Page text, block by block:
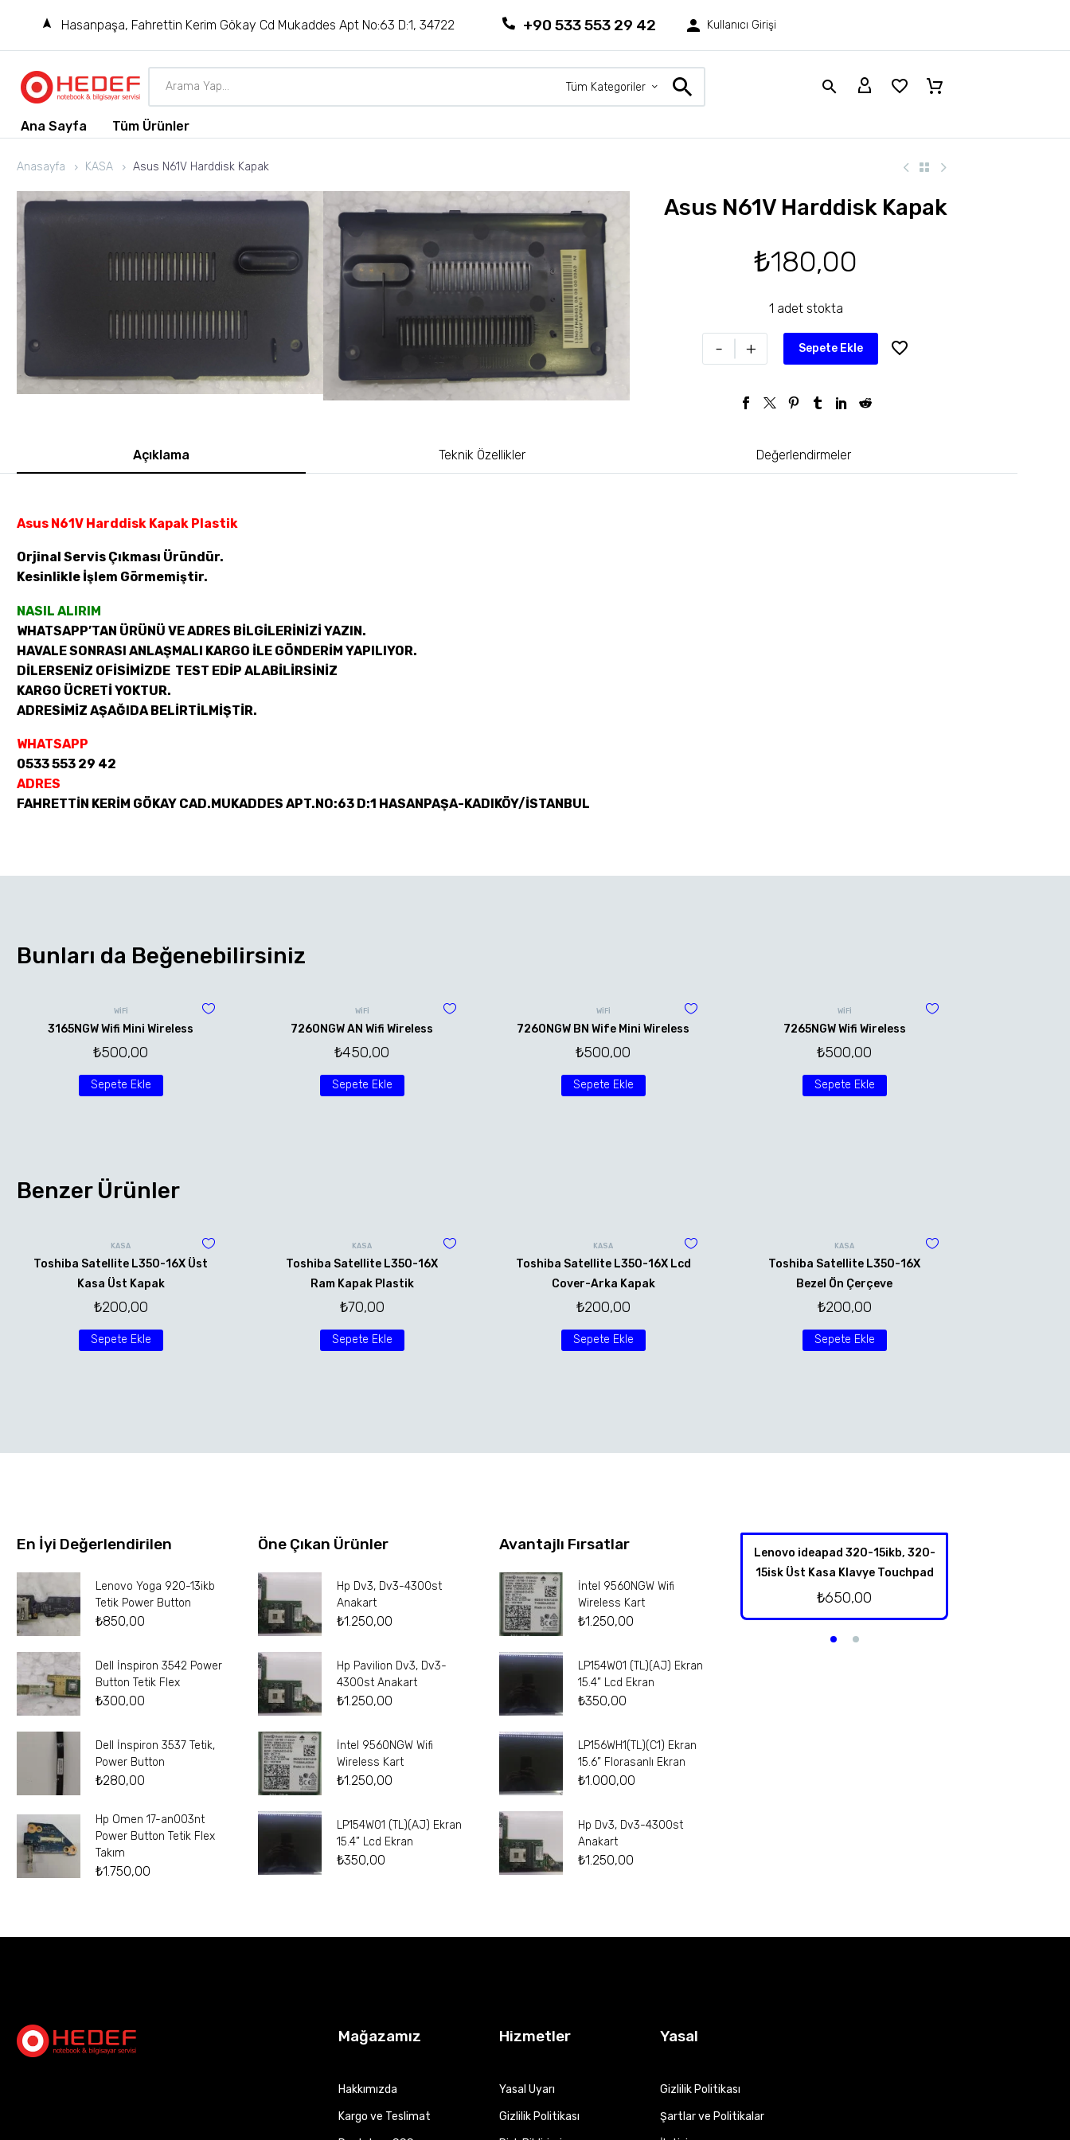
Hasanpaşa, Fahrettin Kerim Gökay Cd Mukaddes Apt No:63 D:1, 34722 +90 533 553 29 42 Kullanıcı Girişi
Tüm Kategoriler
Ana Sayfa Tüm Ürünler
Anasayfa KASA Asus N61V Harddisk Kapak
Asus N61V Harddisk Kapak
₺180,00
1 adet stokta
- + Sepete Ekle
Açıklama Teknik Özellikler Değerlendirmeler
Asus N61V Harddisk Kapak Plastik
Orjinal Servis Çıkması Üründür.
Kesinlikle İşlem Görmemiştir.
NASIL ALIRIM
WHATSAPP’TAN ÜRÜNÜ VE ADRES BİLGİLERİNİZİ YAZIN.
HAVALE SONRASI ANLAŞMALI KARGO İLE GÖNDERİM YAPILIYOR.
DİLERSENİZ OFİSİMİZDE TEST EDİP ALABİLİRSİNİZ
KARGO ÜCRETİ YOKTUR.
ADRESİMİZ AŞAĞIDA BELİRTİLMİŞTİR.
WHATSAPP
0533 553 29 42
ADRES
FAHRETTİN KERİM GÖKAY CAD.MUKADDES APT.NO:63 D:1 HASANPAŞA-KADIKÖY/İSTANBUL
Bunları da Beğenebilirsiniz
WİFİ
3165NGW Wifi Mini Wireless
₺500,00
Sepete Ekle
WİFİ
7260NGW AN Wifi Wireless
₺450,00
Sepete Ekle
WİFİ
7260NGW BN Wife Mini Wireless
₺500,00
Sepete Ekle
WİFİ
7265NGW Wifi Wireless
₺500,00
Sepete Ekle
Benzer Ürünler
KASA
Toshiba Satellite L350-16X Üst
Kasa Üst Kapak
₺200,00
Sepete Ekle
KASA
Toshiba Satellite L350-16X
Ram Kapak Plastik
₺70,00
Sepete Ekle
KASA
Toshiba Satellite L350-16X Lcd
Cover-Arka Kapak
₺200,00
Sepete Ekle
KASA
Toshiba Satellite L350-16X
Bezel Ön Çerçeve
₺200,00
Sepete Ekle
En İyi Değerlendirilen
Lenovo Yoga 920-13ikb
Tetik Power Button
₺850,00
Dell İnspiron 3542 Power
Button Tetik Flex
₺300,00
Dell İnspiron 3537 Tetik,
Power Button
₺280,00
Hp Omen 17-an003nt
Power Button Tetik Flex
Takım
₺1.750,00
Öne Çıkan Ürünler
Hp Dv3, Dv3-4300st
Anakart
₺1.250,00
Hp Pavilion Dv3, Dv3-
4300st Anakart
₺1.250,00
İntel 9560NGW Wifi
Wireless Kart
₺1.250,00
LP154W01 (TL)(AJ) Ekran
15.4” Lcd Ekran
₺350,00
Avantajlı Fırsatlar
İntel 9560NGW Wifi
Wireless Kart
₺1.250,00
LP154W01 (TL)(AJ) Ekran
15.4” Lcd Ekran
₺350,00
LP156WH1(TL)(C1) Ekran
15.6” Florasanlı Ekran
₺1.000,00
Hp Dv3, Dv3-4300st
Anakart
₺1.250,00
Lenovo ideapad 320-15ikb, 320-
15isk Üst Kasa Klavye Touchpad
₺650,00
Mağazamız
Hakkımızda
Kargo ve Teslimat
Hizmetler
Yasal Uyarı
Gizlilik Politikası
Yasal
Gizlilik Politikası
Şartlar ve Politikalar